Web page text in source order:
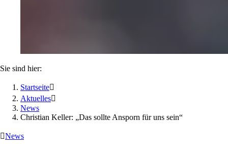
Sie sind hier:
Startseite
Aktuelles
News
Christian Keller: „Das sollte Ansporn für uns sein“
News